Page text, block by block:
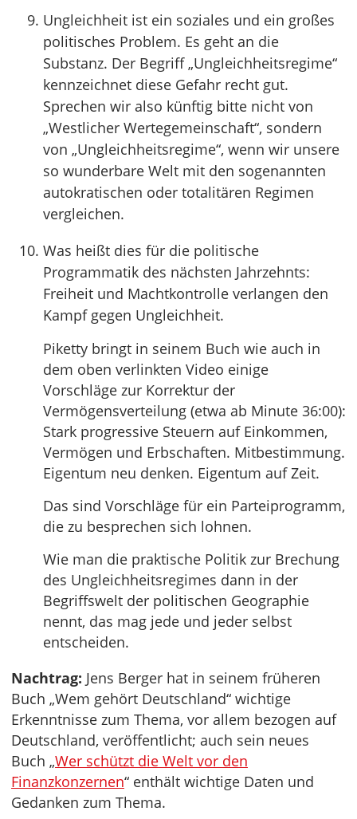
Ungleichheit ist ein soziales und ein großes
politisches Problem. Es geht an die
Substanz. Der Begriff „Ungleichheitsregime“
kennzeichnet diese Gefahr recht gut.
Sprechen wir also künftig bitte nicht von
„Westlicher Wertegemeinschaft“, sondern
von „Ungleichheitsregime“, wenn wir unsere
so wunderbare Welt mit den sogenannten
autokratischen oder totalitären Regimen
vergleichen.
Was heißt dies für die politische
Programmatik des nächsten Jahrzehnts:
Freiheit und Machtkontrolle verlangen den
Kampf gegen Ungleichheit.
Piketty bringt in seinem Buch wie auch in
dem oben verlinkten Video einige
Vorschläge zur Korrektur der
Vermögensverteilung (etwa ab Minute 36:00):
Stark progressive Steuern auf Einkommen,
Vermögen und Erbschaften. Mitbestimmung.
Eigentum neu denken. Eigentum auf Zeit.
Das sind Vorschläge für ein Parteiprogramm,
die zu besprechen sich lohnen.
Wie man die praktische Politik zur Brechung
des Ungleichheitsregimes dann in der
Begriffswelt der politischen Geographie
nennt, das mag jede und jeder selbst
entscheiden.
Nachtrag: Jens Berger hat in seinem früheren
Buch „Wem gehört Deutschland“ wichtige
Erkenntnisse zum Thema, vor allem bezogen auf
Deutschland, veröffentlicht; auch sein neues
Buch „Wer schützt die Welt vor den
Finanzkonzernen“ enthält wichtige Daten und
Gedanken zum Thema.